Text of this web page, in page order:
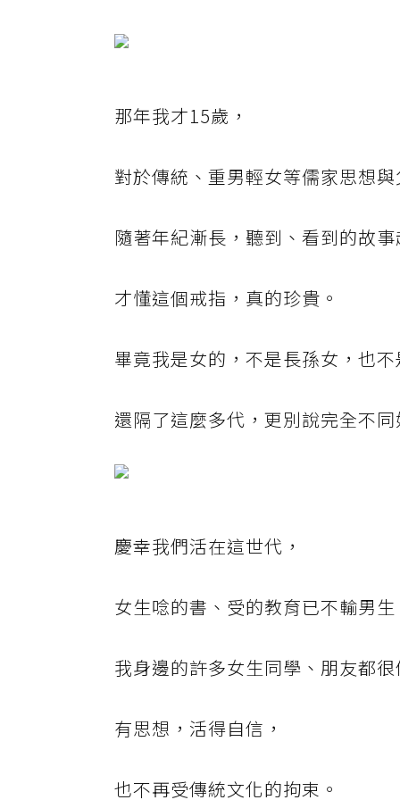
那年我才15歲，
對於傳統、重男輕女等儒家思想
隨著年紀漸長，聽到、看到的故
才懂這個戒指，真的珍貴。
畢竟我是女的，不是長孫女，也
還隔了這麼多代，更別說完全不
慶幸我們活在這世代，
女生唸的書、受的教育已不輸男
我身邊的許多女生同學、朋友都
有思想，活得自信，
也不再受傳統文化的拘束。